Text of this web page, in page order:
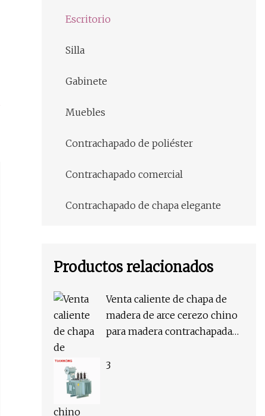
Escritorio
Silla
Gabinete
Muebles
Contrachapado de poliéster
Contrachapado comercial
Contrachapado de chapa elegante
Productos relacionados
Venta caliente de chapa de
madera de arce cerezo chino
para madera contrachapada
3